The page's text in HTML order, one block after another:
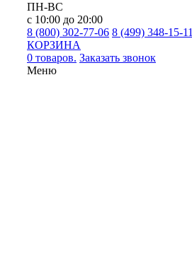
ПН-ВС
с 10:00 до 20:00
8 (800) 302-77-06 8 (499) 348-15-11
КОРЗИНА
0 товаров. Заказать звонок
Меню